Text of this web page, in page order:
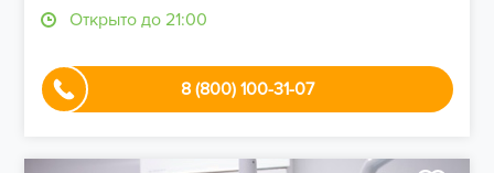
Открыто до 21:00
8 (800) 100-31-07